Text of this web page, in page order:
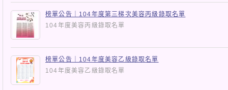
榜單公告｜104年度第三梯次美容丙級錄取名單
104年度美容丙級錄取名單
榜單公告｜104年度美容乙級錄取名單
104年度美容乙級錄取名單